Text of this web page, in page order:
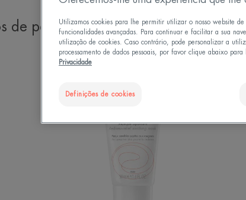
de pele antivermelhidão"
Suavizante
Utilizamos cookies para lhe permitir utilizar o nosso website
funcionalidades avançadas. Para continuar e facilitar a sua
utilização de cookies. Caso contrário, pode personalizar a
processamento de dados pessoais, por favor clique abaixo
Privacidade
Definições de cookies